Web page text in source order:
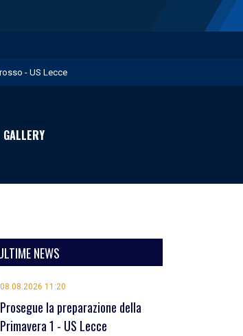
- US Lecce
Partner per la stagione 2026/27 - US Lecce
giallorosso - US Lecce
GALLERY
NEWS
08.08.2026 11:20
Prosegue la preparazione della
Primavera 1 - US Lecce